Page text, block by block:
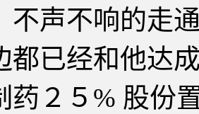
不声不响的走
都已经和他达
药２５% 股份